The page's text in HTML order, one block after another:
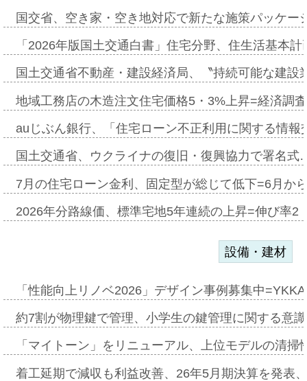
国交省、空き家・空き地対応で新たな施策パッケ
「2026年版国土交通白書」住宅分野、住生活基本
国土交通省不動産・建設経済局、〝持続可能な建
地域工務店の木造注文住宅価格5・3%上昇=経済調
auじぶん銀行、「住宅ローン不正利用に関する情
国土交通省、ウクライナの復旧・復興協力で署名
7月の住宅ローン金利、固定型が総じて低下=6月か
2026年分路線価、標準宅地5年連続の上昇=伸び率
設備・建材
「性能向上リノベ2026」デザイン事例募集中
約7割が物理鍵で管理、小学生の鍵管理に関する意
「マイトーン」をリニューアル、上位モデルの清
着工延期で減収も利益改善、26年5月期決算を発表